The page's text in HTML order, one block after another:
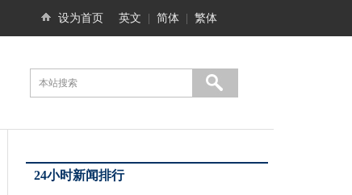
设为首页 英文 简体 繁体
24小时新闻排行